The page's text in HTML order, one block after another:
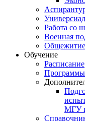
Работа со
Военная
Общежитие
Обучение
Расписание
МГУ